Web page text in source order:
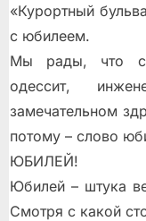
«Курортный
с юбилеем.
Мы рады, что
одессит,
замечательном
потому – слово
ЮБИЛЕЙ!
Юбилей – штука
Смотря с какой